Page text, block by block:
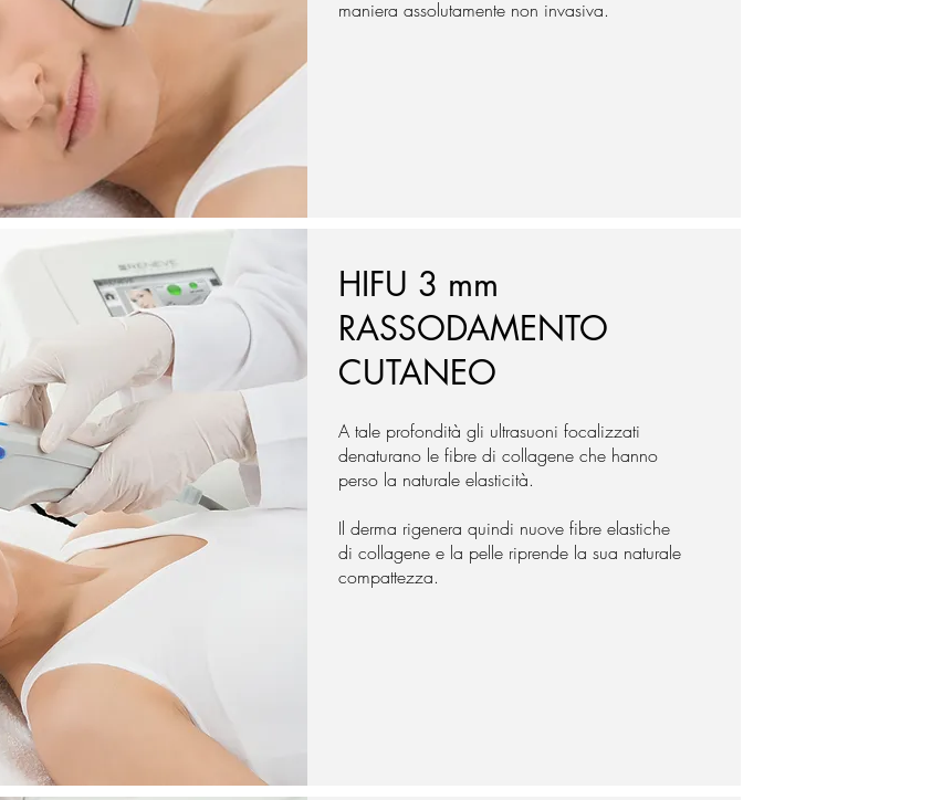
maniera assolutamente non invasiva.
HIFU 3 mm
RASSODAMENTO
CUTANEO
A tale profondità gli ultrasuoni focalizzati
denaturano le fibre di collagene che hanno
perso la naturale elasticità.
Il derma rigenera quindi nuove fibre elastiche
di collagene e la pelle riprende la sua naturale
compattezza.